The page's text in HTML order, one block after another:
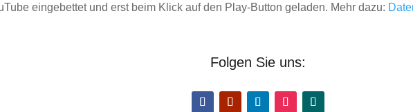
eingebettet und erst beim Klick auf den Play-Button geladen. Mehr dazu:
Folgen Sie uns: